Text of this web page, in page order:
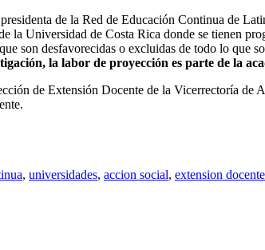
de la Red de Educación Continua de
la Universidad de Costa Rica donde se tienen
son desfavorecidas o excluidas de todo lo que
la labor de proyección es parte de la
de Extensión Docente de la Vicerrectoría de
, universidades, accion social, extension docente